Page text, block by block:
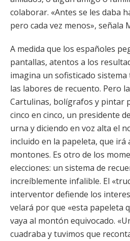
colaborar. «Antes se les daba
pero cada vez menos», señala
A medida que los españoles
pantallas, atentos a los
imagina un sofisticado
las labores de recuento. Pero
Cartulinas, bolígrafos y pintar
cinco en cinco, un presidente
urna y diciendo en voz alta el
incluido en la papeleta, que
montones. Es otro de los
elecciones: un sistema de
increíblemente infalible. El
interventor defiende los
velará por que «esta papeleta
vaya al montón equivocado.
cuadraba y tuvimos que